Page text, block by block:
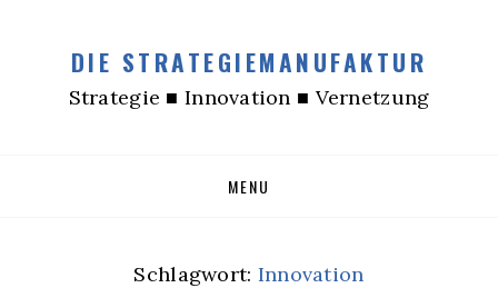
DIE STRATEGIEMANUFAKTUR
Strategie ■ Innovation ■ Vernetzung
MENU
Schlagwort: Innovation